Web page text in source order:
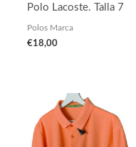
Polo Lacoste. Talla 7
Polos Marca
€18,00